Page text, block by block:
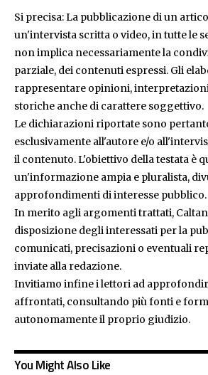
Si precisa: La pubblicazione di un
un'intervista scritta o video, in tutte le
non implica necessariamente la
parziale, dei contenuti espressi. Gli
rappresentare opinioni,
storiche anche di carattere soggettivo.
Le dichiarazioni riportate sono
esclusivamente all'autore e/o
il contenuto. L'obiettivo della testata è
un'informazione ampia e pluralista,
approfondimenti di interesse pubblico.
In merito agli argomenti trattati,
disposizione degli interessati per la
comunicati, precisazioni o eventuali
inviate alla redazione.
Invitiamo infine i lettori ad
affrontati, consultando più fonti e
autonomamente il proprio giudizio.
You Might Also Like